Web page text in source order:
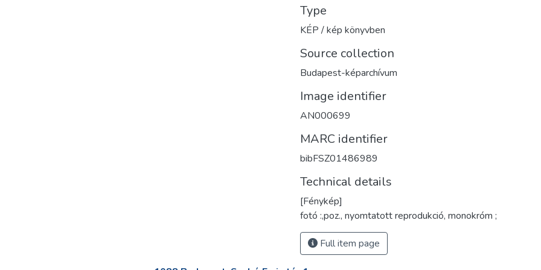
Type
KÉP / kép könyvben
Source collection
Budapest-képarchívum
Image identifier
AN000699
MARC identifier
bibFSZ01486989
Technical details
[Fénykép]
fotó :,poz., nyomtatott reprodukció, monokróm ;
Full item page